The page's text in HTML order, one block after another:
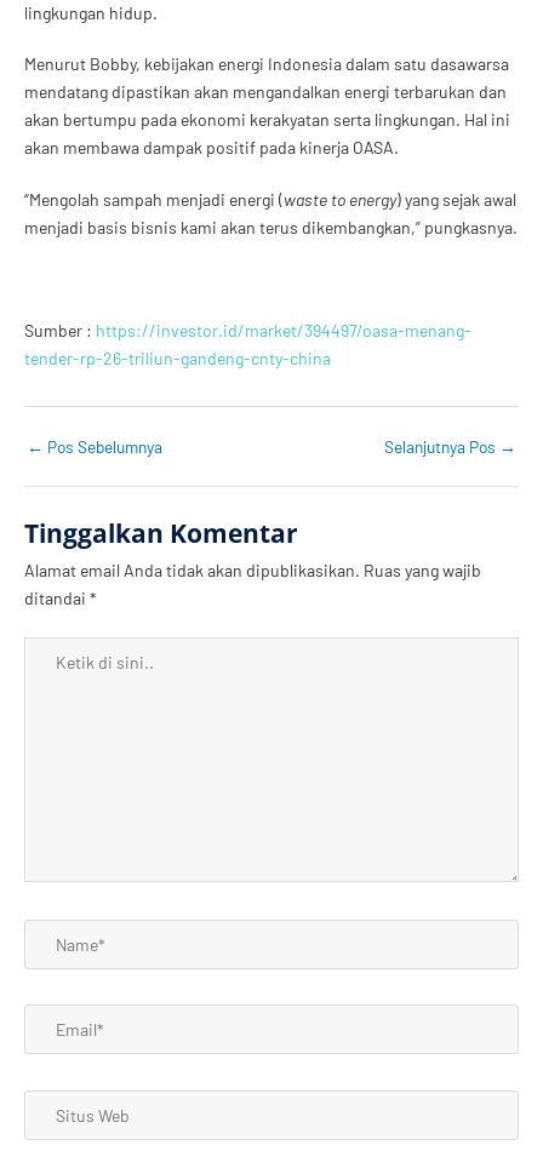
lingkungan hidup.
Menurut Bobby, kebijakan energi Indonesia dalam satu dasawarsa
mendatang dipastikan akan mengandalkan energi terbarukan dan
akan bertumpu pada ekonomi kerakyatan serta lingkungan. Hal ini
akan membawa dampak positif pada kinerja OASA.
“Mengolah sampah menjadi energi (waste to energy) yang sejak awal
menjadi basis bisnis kami akan terus dikembangkan,” pungkasnya.
Sumber : https://investor.id/market/394497/oasa-menang-
tender-rp-26-triliun-gandeng-cnty-china
← Pos Sebelumnya Selanjutnya Pos →
Tinggalkan Komentar
Alamat email Anda tidak akan dipublikasikan. Ruas yang wajib
ditandai *
Ketik
Name*
Email*
Situs